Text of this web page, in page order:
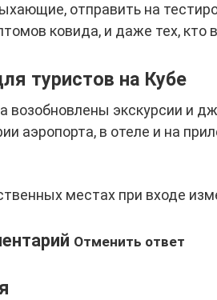
отправить на
ковида, и даже тех, кто
туристов на Кубе
возобновлены экскурсии и
аэропорта, в отеле и на
местах при входе
Отменить ответ